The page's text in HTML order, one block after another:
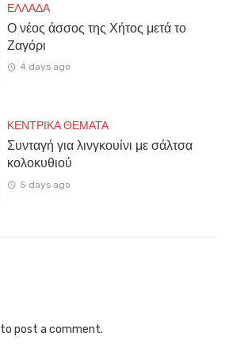
ΕΛΛΑΔΑ
Ο νέος άσσος της Χήτος μετά το
Ζαγόρι
4 days ago
ΚΕΝΤΡΙΚΑ ΘΕΜΑΤΑ
Συνταγή για λινγκουίνι με σάλτσα
κολοκυθιού
5 days ago
to post a comment.